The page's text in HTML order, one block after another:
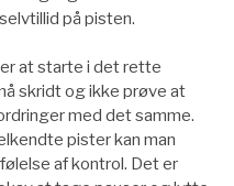
på pisten.
at starte i det rette
skridt og ikke prøve at
med det samme.
pister kan man
af kontrol. Det er